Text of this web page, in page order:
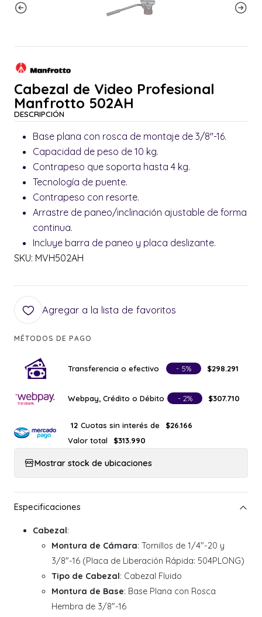
Cabezal de Video Profesional
Manfrotto 502AH
DESCRIPCIÓN
Base plana con rosca de montaje de 3/8"-16.
Capacidad de peso de 10 kg.
Contrapeso que soporta hasta 4 kg.
Tecnología de puente.
Contrapeso con resorte.
Arrastre de paneo/inclinación ajustable de forma
continua.
Incluye barra de paneo y placa deslizante.
SKU: MVH502AH
Agregar a la lista de favoritos
MÉTODOS DE PAGO
Transferencia o efectivo - 5% $298.291
Webpay, Crédito o Débito - 2% $307.710
12 Cuotas sin interés de
$26.166
Valor total
$313.990
Mostrar stock de ubicaciones
Cabezal:
Montura de Cámara: Tornillos de 1/4"-20 y
3/8"-16 (Placa de Liberación Rápida: 504PLONG)
Tipo de Cabezal: Cabezal Fluido
Montura de Base: Base Plana con Rosca
Hembra de 3/8"-16